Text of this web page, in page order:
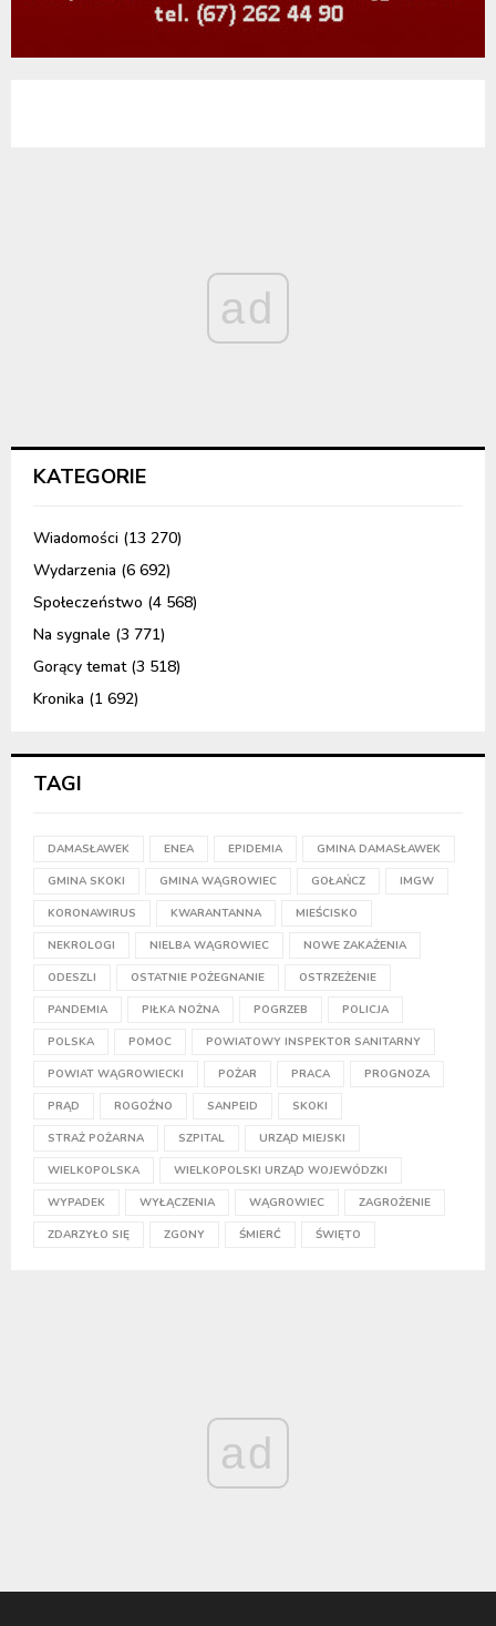
ad
KATEGORIE
Wiadomości (13 270)
Wydarzenia (6 692)
Społeczeństwo (4 568)
Na sygnale (3 771)
Gorący temat(3 518)
Kronika (1 692)
TAGI
DAMASŁAWEK ENEA EPIDEMIA GMINA DAMASŁAWEK
GMINA SKOKI GMINA WĄGROWIEC GOŁAŃCZ IMGW
KORONAWIRUS KWARANTANNA MIEŚCISKO
NEKROLOGI NIELBA WĄGROWIEC NOWE ZAKAŻENIA
ODESZLI OSTATNIE POŻEGNANIE OSTRZEŻENIE
PANDEMIA PIŁKA NOŻNA POGRZEB POLICJA
POLSKA POMOC POWIATOWY INSPEKTOR SANITARNY
POWIAT WĄGROWIECKI POŻAR PRACA PROGNOZA
PRĄD ROGOŹNO SANPEID SKOKI
STRAŻ POŻARNA SZPITAL URZĄD MIEJSKI
WIELKOPOLSKA WIELKOPOLSKI URZĄD WOJEWÓDZKI
WYPADEK WYŁĄCZENIA WĄGROWIEC ZAGROŻENIE
ZDARZYŁO SIĘ ZGONY ŚMIERĆ ŚWIĘTO
ad